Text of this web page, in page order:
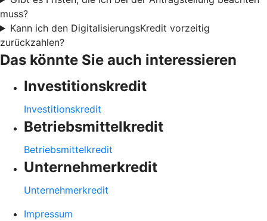
muss?
Kann ich den DigitalisierungsKredit vorzeitig
zurückzahlen?
Das könnte Sie auch interessieren
Investitionskredit
Investitionskredit
Betriebsmittelkredit
Betriebsmittelkredit
Unternehmerkredit
Unternehmerkredit
Impressum